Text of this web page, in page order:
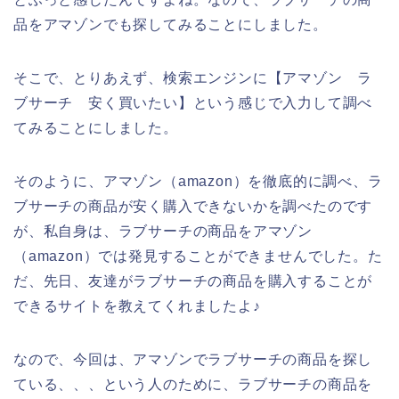
品をアマゾンでも探してみることにしました。
そこで、とりあえず、検索エンジンに【アマゾン ラ
ブサーチ 安く買いたい】という感じで入力して調べ
てみることにしました。
そのように、アマゾン（amazon）を徹底的に調べ、ラ
ブサーチの商品が安く購入できないかを調べたのです
が、私自身は、ラブサーチの商品をアマゾン
（amazon）では発見することができませんでした。た
だ、先日、友達がラブサーチの商品を購入することが
できるサイトを教えてくれましたよ♪
なので、今回は、アマゾンでラブサーチの商品を探し
ている、、、という人のために、ラブサーチの商品を